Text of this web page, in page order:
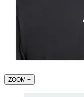
ZOOM +